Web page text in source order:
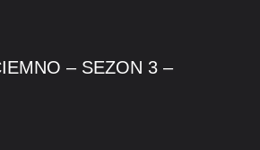
– SEZON 3 –